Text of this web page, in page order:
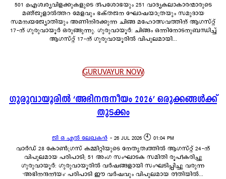
501 ഐശ്വര്യവിളക്കുകളുടെ ദീപശോഭയും 251 വാദ്യകലാകാരന്മാരുടെ
മഞ്ജുളാൽത്തറ മേളവും ഭക്തജന ഘോഷയാത്രയും സമുദായ
സമന്വയജ്യോതിയും അണിനിരക്കുന്ന ചിങ്ങ മഹോത്സവത്തിന് ആഗസ്റ്റ്
17-ന് ഗുരുവായൂർ ഒരുങ്ങുന്നു. ഗുരുവായൂർ: ചിങ്ങം ഒന്നിനോടനുബന്ധിച്ച്
ആഗസ്റ്റ് 17-ന് ഗുരുവായൂരിൽ വിപുലമായി...
GURUVAYUR NOW
ഗുരുവായൂരിൽ ‘അഭിനന്ദനീയം 2026’ ഒരുക്കങ്ങൾക്ക്
തുടക്കം
ജി ഒ എൽ ലേഖകൻ - 26 JUL 2026 🕙 01:04 PM
വാർഡ് 28 കോൺഗ്രസ് കമ്മിറ്റിയുടെ നേതൃത്വത്തിൽ ആഗസ്റ്റ് 24-ന്
വിപുലമായ പരിപാടി; 51 അംഗ സംഘാടക സമിതി രൂപീകരിച്ചു
ഗുരുവായൂർ: ഗുരുവായൂരിൽ വർഷങ്ങളായി സംഘടിപ്പിച്ചു വരുന്ന
'അഭിനന്ദനീയം' പരിപാടി ഈ വർഷവും വിപുലമായ രീതിയിൽ...